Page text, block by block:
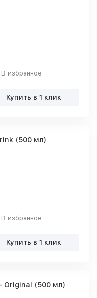
В избранное
Купить в 1 клик
(500 мл)
В избранное
Купить в 1 клик
Original (500 мл)